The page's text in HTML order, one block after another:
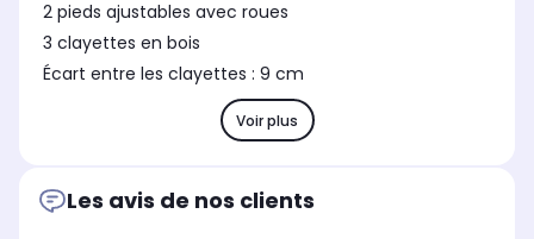
2 pieds ajustables avec roues
3 clayettes en bois
Écart entre les clayettes : 9 cm
Voir plus
Les avis de nos clients